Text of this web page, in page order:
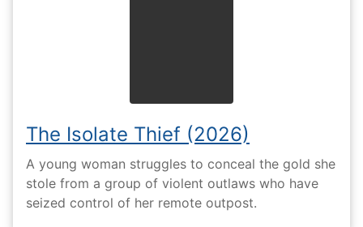
The Isolate Thief (2026)
A young woman struggles to conceal the gold she
stole from a group of violent outlaws who have
seized control of her remote outpost.